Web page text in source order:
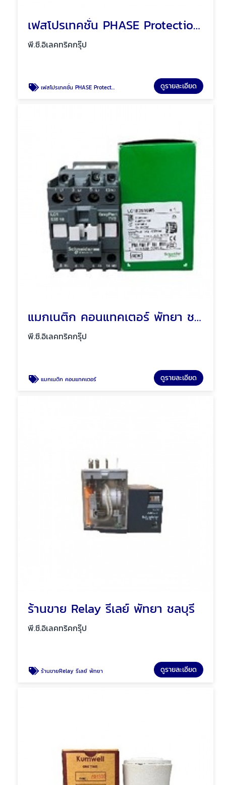
เฟสโปรเทคชั่น PHASE Protection พัทยา ชลบุรี
พี.ซี.อิเลคทริคกรุ๊ป
เฟสโปรเทคชั่น PHASE Protection พัทยา ชลบุรี ดูรายละเอียด
แมกเนติก คอนแทคเตอร์ พัทยา ชลบุรี
พี.ซี.อิเลคทริคกรุ๊ป
แมกเนติก คอนแทคเตอร์ ดูรายละเอียด
ร้านขาย Relay รีเลย์ พัทยา ชลบุรี
พี.ซี.อิเลคทริคกรุ๊ป
ร้านขายRelay รีเลย์ พัทยา ดูรายละเอียด